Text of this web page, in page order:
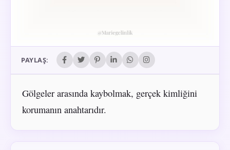
PAYLAŞ:
Gölgeler arasında kaybolmak, gerçek kimliğini
korumanın anahtarıdır.